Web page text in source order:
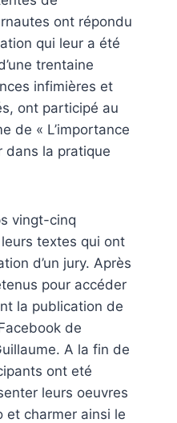
ont répondu
qui leur a été
trentaine
infimières et
ont participé au
de « L’importance
dans la pratique
vingt-cinq
textes qui ont
d’un jury. Après
pour accéder
la publication de
de
A la fin de
ont eté
leurs oeuvres
et charmer ainsi le